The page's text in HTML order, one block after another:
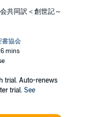
ヨセフの物語などを含
分)
語の「エクソドス」
プトからの脱出、シナ
ル史上最も重要な二つ
共同訳＜創世記～
書協会
mins
trial. Auto-renews
trial. See